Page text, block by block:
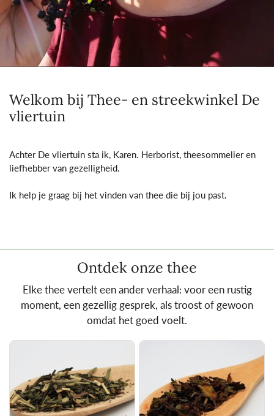
Welkom bij Thee- en streekwinkel De
vliertuin
Achter De vliertuin sta ik, Karen. Herborist, theesommelier en
liefhebber van gezelligheid.
Ik help je graag bij het vinden van thee die bij jou past.
Ontdek onze thee
Elke thee vertelt een ander verhaal: voor een rustig
moment, een gezellig gesprek, als troost of gewoon
omdat het goed voelt.